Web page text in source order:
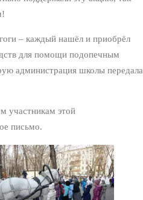
– каждый нашёл и приобрёл
для помощи подопечным
администрация школы передала
участникам этой
письмо.